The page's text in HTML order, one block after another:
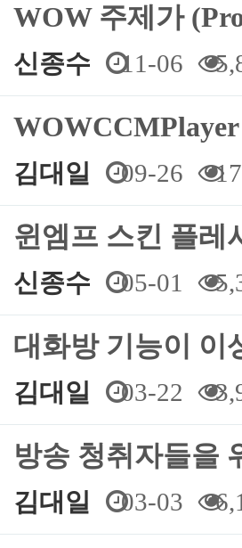
WOW 주제가
신종수 11-06
WOWCCMPlayer
김대일
09-26
윈엠프 스킨 플레
신종수
05-01
대화방 기능이 이
김대일 03-22
방송 청취자들을
김대일 03-03